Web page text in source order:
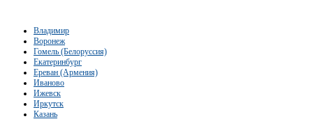
Владимир
Воронеж
Гомель (Белоруссия)
Екатеринбург
Ереван (Армения)
Иваново
Ижевск
Иркутск
Казань